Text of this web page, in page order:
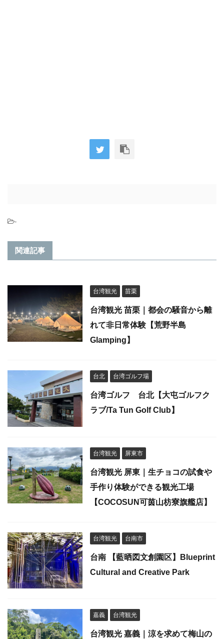
-
関連記事
台湾観光 苗栗
台湾観光 苗栗｜都会の騒音から離
れて非日常体験【荒野半島
Glamping】
台北 台湾ゴルフ場
台湾ゴルフ 台北【大屯ゴルフク
ラブ/Ta Tun Golf Club】
台湾観光 屏東市
台湾観光 屏東｜生チョコの試食や
手作り体験ができる観光工場
【COCOSUN可茵山枋寮旗艦店】
台湾観光 台南市
台南 【藍晒図文創園区】Blueprint
Cultural and Creative Park
嘉義 台湾観光
台湾観光 嘉義｜涼を求めて梅山の